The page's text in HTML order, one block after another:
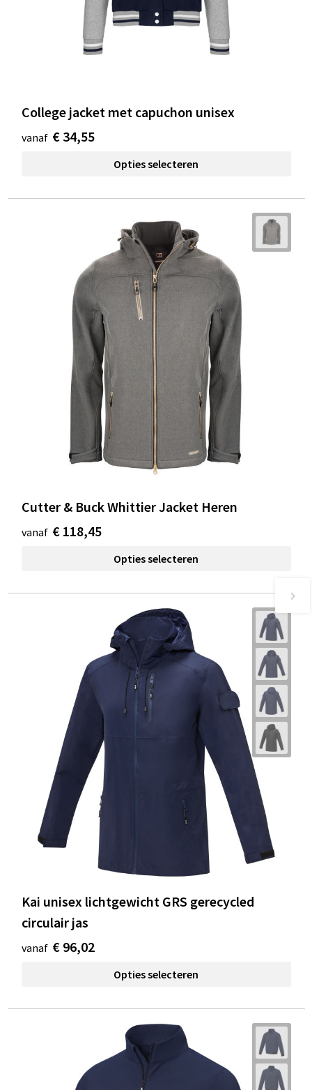
College jacket met capuchon unisex
vanaf € 34,55
Opties selecteren
Cutter & Buck Whittier Jacket Heren
vanaf € 118,45
Opties selecteren
Kai unisex lichtgewicht GRS gerecycled
circulair jas
vanaf € 96,02
Opties selecteren